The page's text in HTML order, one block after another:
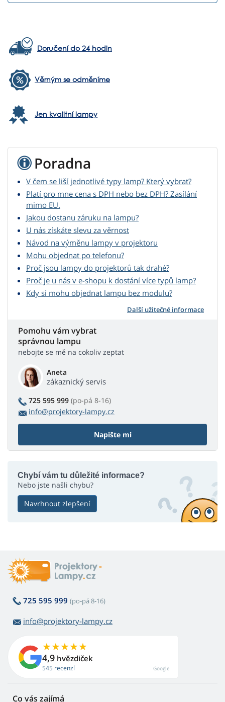
Doručení do 24 hodin
Věrným se odměníme
Jen kvalitní lampy
Poradna
V čem se liší jednotlivé typy lamp? Který vybrat?
Platí pro mne cena s DPH nebo bez DPH? Zasílání
mimo EU.
Jakou dostanu záruku na lampu?
U nás získáte slevu za věrnost
Návod na výměnu lampy v projektoru
Mohu objednat po telefonu?
Proč jsou lampy do projektorů tak drahé?
Proč je u nás v e-shopu k dostání více typů lamp?
Kdy si mohu objednat lampu bez modulu?
Další užitečné informace
Pomohu vám vybrat
správnou lampu
nebojte se mě na cokoliv zeptat
Aneta
zákaznický servis
725 595 999 (po-pá 8-16)
info@projektory-lampy.cz
Napište mi
Chybí vám tu důležité informace?
Nebo jste našli chybu?
Navrhnout zlepšení
725 595 999 (po-pá 8-16)
info@projektory-lampy.cz
4,9 hvězdiček
545 recenzí Google
Co vás zajímá